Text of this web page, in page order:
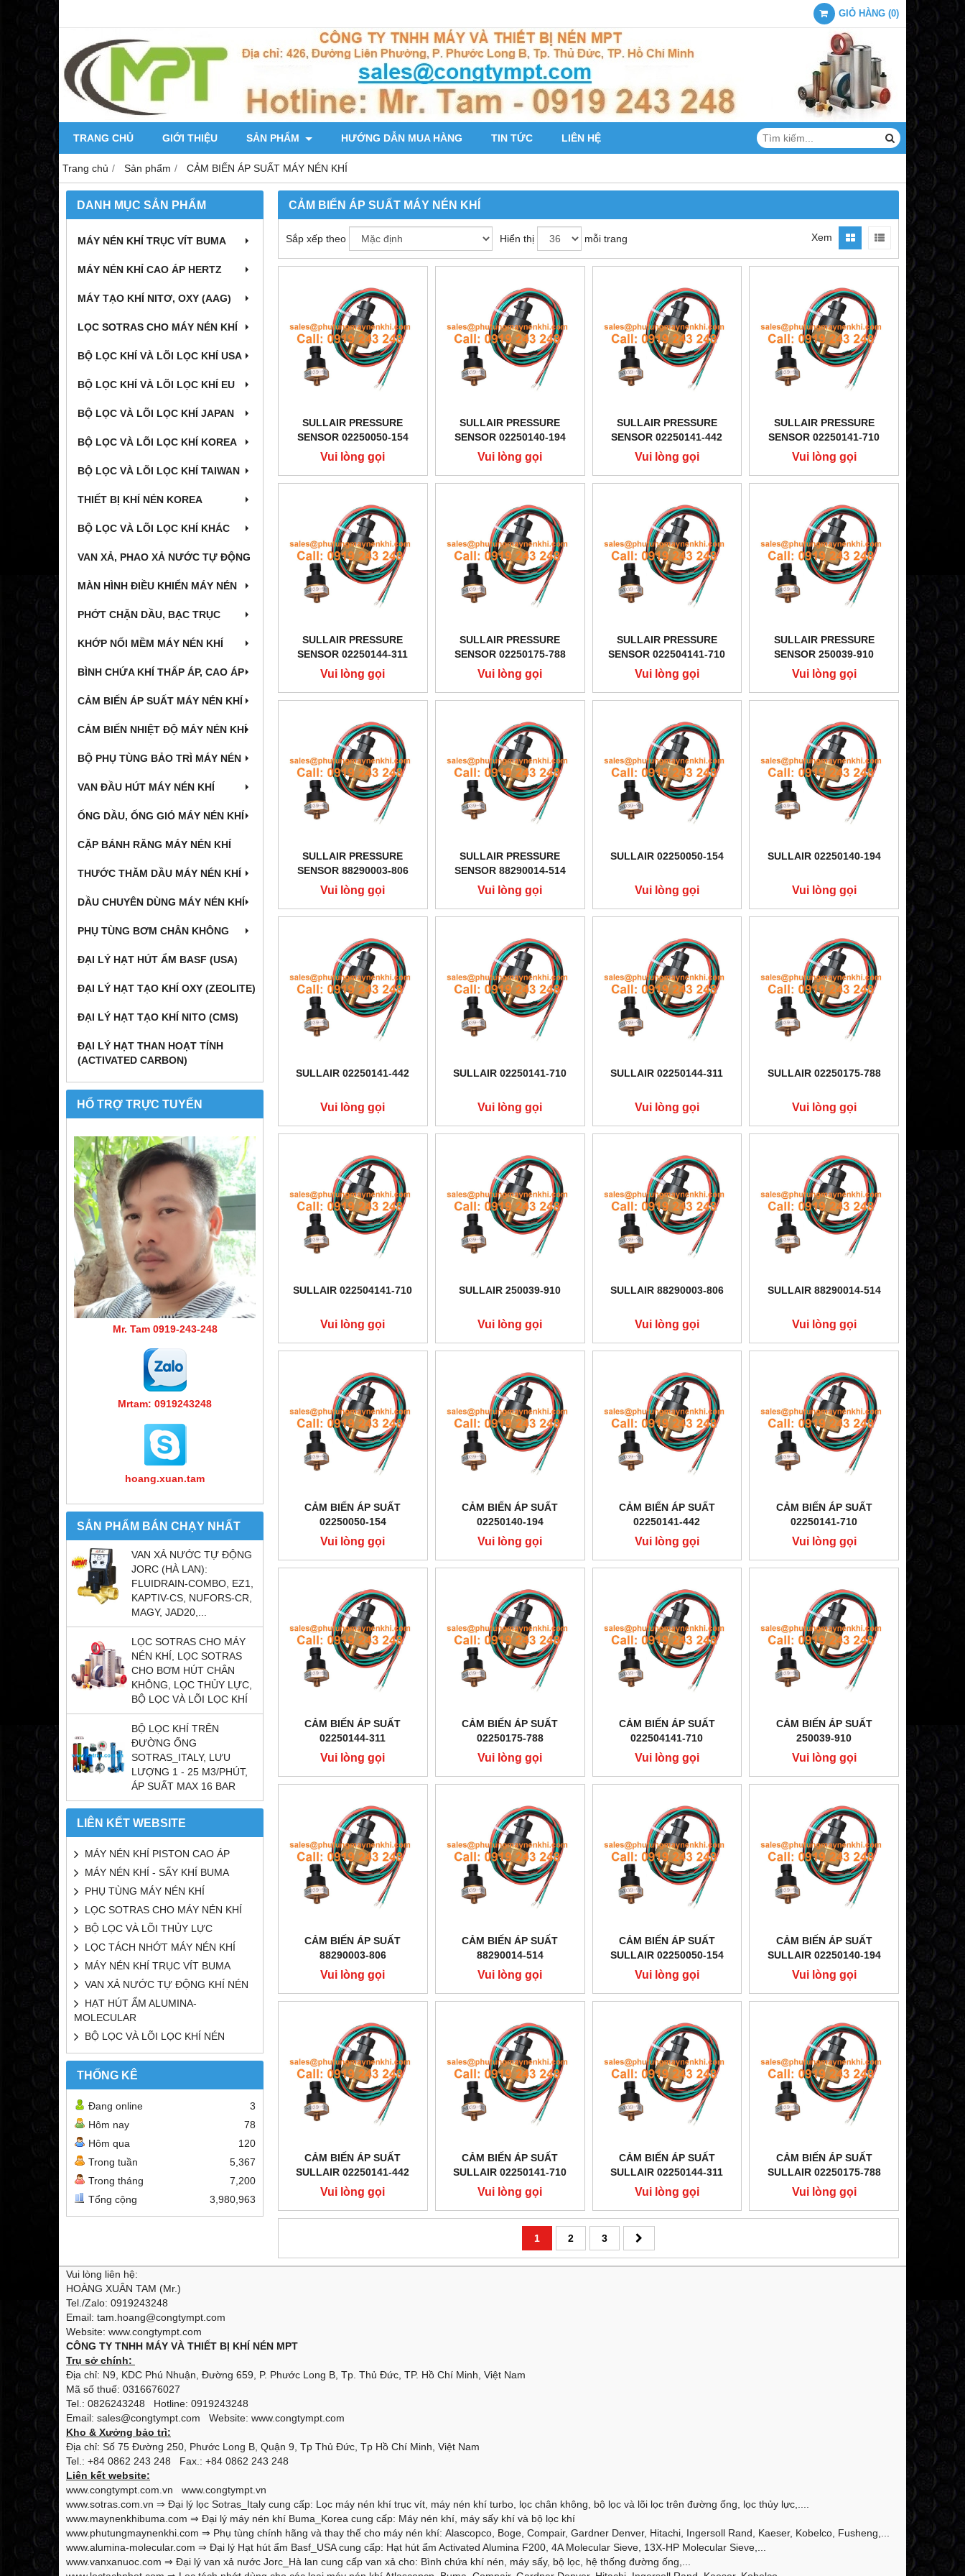
GIỎ HÀNG (0)
TRANG CHỦ GIỚI THIỆU SẢN PHẨM HƯỚNG DẪN MUA HÀNG TIN TỨC LIÊN HỆ
Trang chủ Sản phẩm CẢM BIẾN ÁP SUẤT MÁY NÉN KHÍ
DANH MỤC SẢN PHẨM
MÁY NÉN KHÍ TRỤC VÍT BUMA
MÁY NÉN KHÍ CAO ÁP HERTZ
MÁY TẠO KHÍ NITƠ, OXY (AAG)
LỌC SOTRAS CHO MÁY NÉN KHÍ
BỘ LỌC KHÍ VÀ LÕI LỌC KHÍ USA
BỘ LỌC KHÍ VÀ LÕI LỌC KHÍ EU
BỘ LỌC VÀ LÕI LỌC KHÍ JAPAN
BỘ LỌC VÀ LÕI LỌC KHÍ KOREA
BỘ LỌC VÀ LÕI LỌC KHÍ TAIWAN
THIẾT BỊ KHÍ NÉN KOREA
BỘ LỌC VÀ LÕI LỌC KHÍ KHÁC
VAN XẢ, PHAO XẢ NƯỚC TỰ ĐỘNG
MÀN HÌNH ĐIỀU KHIỂN MÁY NÉN
PHỚT CHẶN DẦU, BẠC TRỤC
KHỚP NỐI MỀM MÁY NÉN KHÍ
BÌNH CHỨA KHÍ THẤP ÁP, CAO ÁP
CẢM BIẾN ÁP SUẤT MÁY NÉN KHÍ
CẢM BIẾN NHIỆT ĐỘ MÁY NÉN KHÍ
BỘ PHỤ TÙNG BẢO TRÌ MÁY NÉN
VAN ĐẦU HÚT MÁY NÉN KHÍ
ỐNG DẦU, ỐNG GIÓ MÁY NÉN KHÍ
CẶP BÁNH RĂNG MÁY NÉN KHÍ
THƯỚC THĂM DẦU MÁY NÉN KHÍ
DẦU CHUYÊN DÙNG MÁY NÉN KHÍ
PHỤ TÙNG BƠM CHÂN KHÔNG
ĐẠI LÝ HẠT HÚT ẨM BASF (USA)
ĐẠI LÝ HẠT TẠO KHÍ OXY (ZEOLITE)
ĐẠI LÝ HẠT TẠO KHÍ NITO (CMS)
ĐẠI LÝ HẠT THAN HOẠT TÍNH
(ACTIVATED CARBON)
HỔ TRỢ TRỰC TUYẾN
Mr. Tam 0919-243-248
Mrtam: 0919243248
hoang.xuan.tam
SẢN PHẨM BÁN CHẠY NHẤT
VAN XẢ NƯỚC TỰ ĐỘNG
JORC (HÀ LAN):
FLUIDRAIN-COMBO, EZ1,
KAPTIV-CS, NUFORS-CR,
MAGY, JAD20,...
LỌC SOTRAS CHO MÁY
NÉN KHÍ, LỌC SOTRAS
CHO BƠM HÚT CHÂN
KHÔNG, LỌC THỦY LỰC,
BỘ LỌC VÀ LÕI LỌC KHÍ
BỘ LỌC KHÍ TRÊN
ĐƯỜNG ỐNG
SOTRAS_ITALY, LƯU
LƯỢNG 1 - 25 M3/PHÚT,
ÁP SUẤT MAX 16 BAR
LIÊN KẾT WEBSITE
MÁY NÉN KHÍ PISTON CAO ÁP
MÁY NÉN KHÍ - SẤY KHÍ BUMA
PHỤ TÙNG MÁY NÉN KHÍ
LỌC SOTRAS CHO MÁY NÉN KHÍ
BỘ LỌC VÀ LÕI THỦY LỰC
LỌC TÁCH NHỚT MÁY NÉN KHÍ
MÁY NÉN KHÍ TRỤC VÍT BUMA
VAN XẢ NƯỚC TỰ ĐỘNG KHÍ NÉN
HẠT HÚT ẨM ALUMINA-
MOLECULAR
BỘ LỌC VÀ LÕI LỌC KHÍ NÉN
THỐNG KÊ
Đang online
3
Hôm nay
78
Hôm qua
120
Trong tuần
5,367
Trong tháng
7,200
Tổng cộng
3,980,963
CẢM BIẾN ÁP SUẤT MÁY NÉN KHÍ
Sắp xếp theo Hiển thị mỗi trang Xem
SULLAIR PRESSURE
SENSOR 02250050-154
Vui lòng gọi
SULLAIR PRESSURE
SENSOR 02250140-194
Vui lòng gọi
SULLAIR PRESSURE
SENSOR 02250141-442
Vui lòng gọi
SULLAIR PRESSURE
SENSOR 02250141-710
Vui lòng gọi
SULLAIR PRESSURE
SENSOR 02250144-311
Vui lòng gọi
SULLAIR PRESSURE
SENSOR 02250175-788
Vui lòng gọi
SULLAIR PRESSURE
SENSOR 022504141-710
Vui lòng gọi
SULLAIR PRESSURE
SENSOR 250039-910
Vui lòng gọi
SULLAIR PRESSURE
SENSOR 88290003-806
Vui lòng gọi
SULLAIR PRESSURE
SENSOR 88290014-514
Vui lòng gọi
SULLAIR 02250050-154
Vui lòng gọi
SULLAIR 02250140-194
Vui lòng gọi
SULLAIR 02250141-442
Vui lòng gọi
SULLAIR 02250141-710
Vui lòng gọi
SULLAIR 02250144-311
Vui lòng gọi
SULLAIR 02250175-788
Vui lòng gọi
SULLAIR 022504141-710
Vui lòng gọi
SULLAIR 250039-910
Vui lòng gọi
SULLAIR 88290003-806
Vui lòng gọi
SULLAIR 88290014-514
Vui lòng gọi
CẢM BIẾN ÁP SUẤT
02250050-154
Vui lòng gọi
CẢM BIẾN ÁP SUẤT
02250140-194
Vui lòng gọi
CẢM BIẾN ÁP SUẤT
02250141-442
Vui lòng gọi
CẢM BIẾN ÁP SUẤT
02250141-710
Vui lòng gọi
CẢM BIẾN ÁP SUẤT
02250144-311
Vui lòng gọi
CẢM BIẾN ÁP SUẤT
02250175-788
Vui lòng gọi
CẢM BIẾN ÁP SUẤT
022504141-710
Vui lòng gọi
CẢM BIẾN ÁP SUẤT
250039-910
Vui lòng gọi
CẢM BIẾN ÁP SUẤT
88290003-806
Vui lòng gọi
CẢM BIẾN ÁP SUẤT
88290014-514
Vui lòng gọi
CẢM BIẾN ÁP SUẤT
SULLAIR 02250050-154
Vui lòng gọi
CẢM BIẾN ÁP SUẤT
SULLAIR 02250140-194
Vui lòng gọi
CẢM BIẾN ÁP SUẤT
SULLAIR 02250141-442
Vui lòng gọi
CẢM BIẾN ÁP SUẤT
SULLAIR 02250141-710
Vui lòng gọi
CẢM BIẾN ÁP SUẤT
SULLAIR 02250144-311
Vui lòng gọi
CẢM BIẾN ÁP SUẤT
SULLAIR 02250175-788
Vui lòng gọi
1 2 3
Vui lòng liên hệ:
HOÀNG XUÂN TAM (Mr.)
Tel./Zalo: 0919243248
Email: tam.hoang@congtympt.com
Website: www.congtympt.com
CÔNG TY TNHH MÁY VÀ THIẾT BỊ KHÍ NÉN MPT
Trụ sở chính:
Địa chỉ: N9, KDC Phú Nhuận, Đường 659, P. Phước Long B, Tp. Thủ Đức, TP. Hồ Chí Minh, Việt Nam
Mã số thuế: 0316676027
Tel.: 0826243248 Hotline: 0919243248
Email: sales@congtympt.com Website: www.congtympt.com
Kho & Xưởng bảo trì:
Địa chỉ: Số 75 Đường 250, Phước Long B, Quận 9, Tp Thủ Đức, Tp Hồ Chí Minh, Việt Nam
Tel.: +84 0862 243 248 Fax.: +84 0862 243 248
Liên kết website:
www.congtympt.com.vn
www.congtympt.vn
www.sotras.com.vn ⇒ Đại lý lọc Sotras_Italy cung cấp: Lọc máy nén khí trục vít, máy nén khí turbo, lọc chân không, bộ lọc và lõi lọc trên đường ống, lọc thủy lực,....
www.maynenkhibuma.com ⇒ Đại lý máy nén khí Buma_Korea cung cấp: Máy nén khí, máy sấy khí và bộ lọc khí
www.phutungmaynenkhi.com ⇒ Phụ tùng chính hãng và thay thế cho máy nén khí: Alascopco, Boge, Compair, Gardner Denver, Hitachi, Ingersoll Rand, Kaeser, Kobelco, Fusheng,...
www.alumina-molecular.com ⇒ Đại lý Hạt hút ẩm Basf_USA cung cấp: Hạt hút ẩm Activated Alumina F200, 4A Molecular Sieve, 13X-HP Molecular Sieve,...
www.vanxanuoc.com ⇒ Đại lý van xả nước Jorc_Hà lan cung cấp van xả cho: Bình chứa khí nén, máy sấy, bộ lọc, hệ thống đường ống,...